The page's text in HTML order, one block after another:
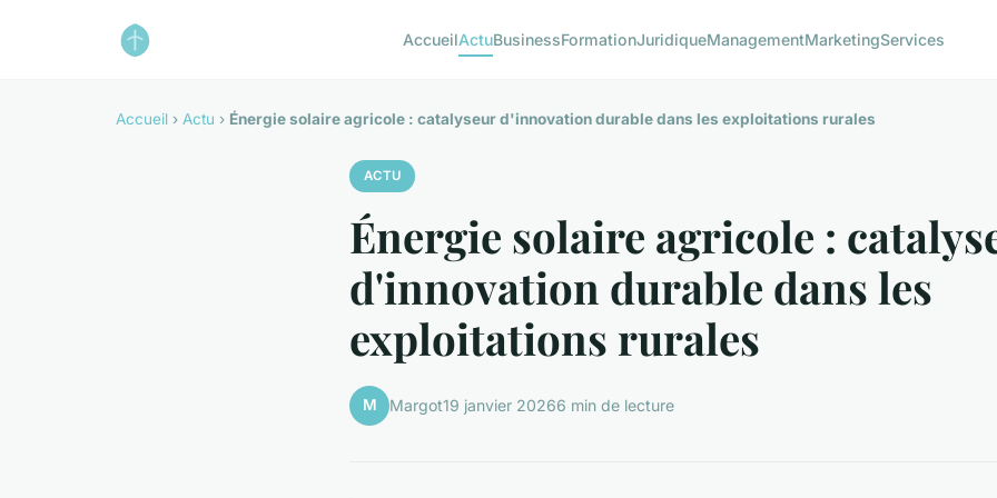
AccueilActuBusinessFormationJuridiqueManagementMarketingServices
Accueil › Actu › Énergie solaire agricole : catalyseur d'innovation durable dans les exploitations rurales
ACTU
Énergie solaire agricole :
d'innovation durable dans les
exploitations rurales
M Margot19 janvier 20266 min de lecture